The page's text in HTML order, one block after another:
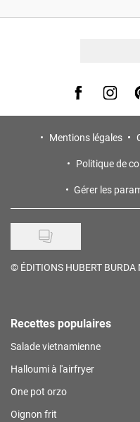
Visit us onVisit us
Mentions légales
Politique de
Gérer les
© ÉDITIONS HUBERT
Recettes populaires
Salade vietnamienne
Halloumi à l'airfryer
One pot orzo
Oignon frit